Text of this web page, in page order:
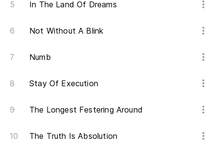
In The Land Of Dreams
Not Without A Blink
Numb
Stay Of Execution
The Longest Festering Around
The Truth Is Absolution